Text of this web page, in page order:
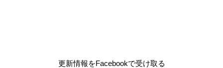
更新情報をFacebookで受け取る